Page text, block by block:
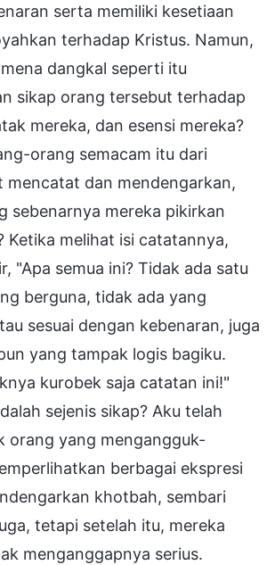
serta memiliki kesetiaan
terhadap Kristus. Namun,
dangkal seperti itu
sikap orang tersebut terhadap
mereka, dan esensi mereka?
orang semacam itu dari
mencatat dan mendengarkan,
sebenarnya mereka pikirkan
Ketika melihat isi catatannya,
"Apa semua ini? Tidak ada satu
berguna, tidak ada yang
sesuai dengan kebenaran, juga
yang tampak logis bagiku.
kurobek saja catatan ini!"
sejenis sikap? Aku telah
orang yang mengangguk-
berbagai ekspresi
khotbah, sembari
tetapi setelah itu, mereka
menganggapnya serius.